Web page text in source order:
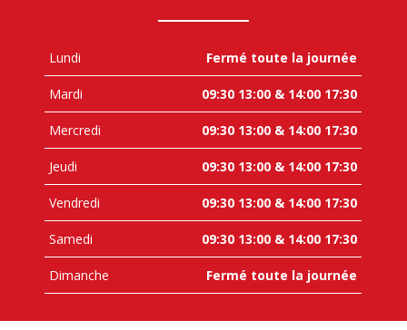
Lundi Fermé toute la journée
Mardi 09:30 13:00 & 14:00 17:30
Mercredi 09:30 13:00 & 14:00 17:30
Jeudi 09:30 13:00 & 14:00 17:30
Vendredi 09:30 13:00 & 14:00 17:30
Samedi 09:30 13:00 & 14:00 17:30
Dimanche Fermé toute la journée